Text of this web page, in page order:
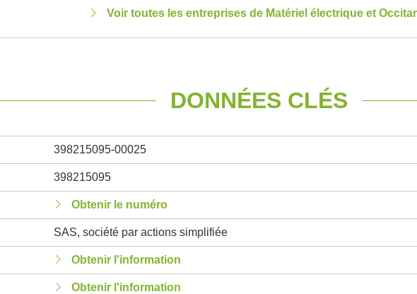
Voir toutes les entreprises de Matériel électrique et
DONNÉES CLÉS
398215095-00025
398215095
Obtenir le numéro
SAS, société par actions simplifiée
Obtenir l'information
Obtenir l'information